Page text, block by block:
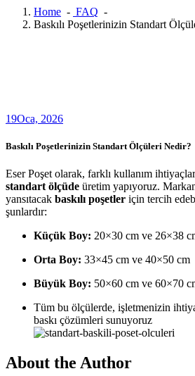
Home - FAQ -
Baskılı Poşetlerinizin Standart
19Oca, 2026
Baskılı Poşetlerinizin Standart Ölçüleri Nedir?
Eser Poşet olarak, farklı kullanım
standart ölçüde üretim yapıyoruz.
yansıtacak baskılı poşetler için tercih
şunlardır:
Küçük Boy: 20×30 cm ve 26×38
Orta Boy: 33×45 cm ve 40×50 cm
Büyük Boy: 50×60 cm ve 60×70
Tüm bu ölçülerde, işletmenizin
baskı çözümleri sunuyoruz
About the Author